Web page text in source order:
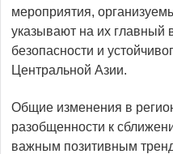
мероприятия,
указывают на их главный
безопаснос­ти и
Центральной Азии.
Общие изменения в
разоб­щенности к
важным позитивным